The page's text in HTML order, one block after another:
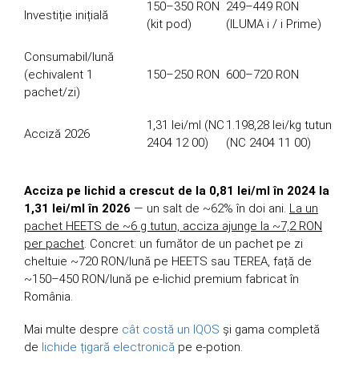
Investiție inițială
150–350 RON
(kit pod)
249–449 RON
(ILUMA i / i Prime)
Consumabil/lună
(echivalent 1
pachet/zi)
150–250 RON 600–720 RON
Acciză 2026
1,31 lei/ml (NC
2404 12 00)
1.198,28 lei/kg tutun
(NC 2404 11 00)
Acciza pe lichid a crescut de la 0,81 lei/ml în 2024 la
1,31 lei/ml în 2026 — un salt de ~62% în doi ani. La un
pachet HEETS de ~6 g tutun, acciza ajunge la ~7,2 RON
per pachet. Concret: un fumător de un pachet pe zi
cheltuie ~720 RON/lună pe HEETS sau TEREA, față de
~150–450 RON/lună pe e-lichid premium fabricat în
România.
Mai multe despre cât costă un IQOS și gama completă
de lichide țigară electronică pe e-potion.